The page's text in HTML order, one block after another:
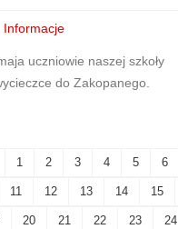
Informacje
uczniowie naszej szkoły
do Zakopanego.
1 2 3 4 5 6
11 12 13 14 15
20 21 22 23 24